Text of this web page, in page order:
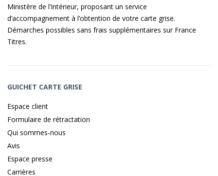
Ministère de l’Intérieur, proposant un service
d’accompagnement à l’obtention de votre carte grise.
Démarches possibles sans frais supplémentaires sur France
Titres.
GUICHET CARTE GRISE
Espace client
Formulaire de rétractation
Qui sommes-nous
Avis
Espace presse
Carrières